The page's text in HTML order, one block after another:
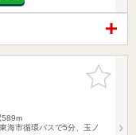
お気に入
りに追加
589m
海市循環バスで5分、玉ノ